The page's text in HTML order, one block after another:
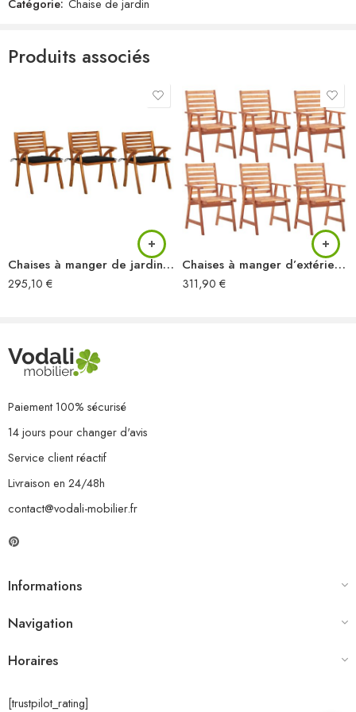
Dimensions du coussin : 50 x 50 x 4 cm (L x l x é)
Résistance aux intempéries
Chaque coussin comprend 2 jeux de cordes
L’assemblage est requis
La livraison contient :
8 x chaise
8 x coussin
Catégorie: Chaise de jardin
Produits associés
Chaises à manger de jardin avec coussins lot de 3 Acacia massif
295,10 €
Chaises à manger d’extérieur lot de 6 Acacia massif
311,90 €
Paiement 100% sécurisé
14 jours pour changer d'avis
Service client réactif
Livraison en 24/48h
contact@vodali-mobilier.fr
Informations
Navigation
Horaires
[trustpilot_rating]